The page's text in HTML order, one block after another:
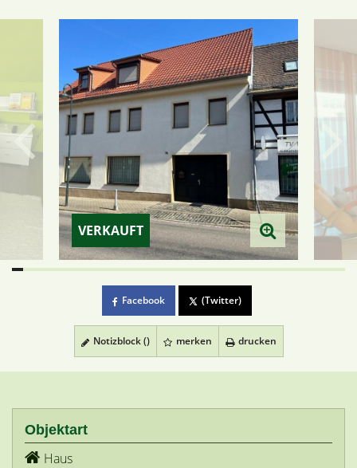
VERKAUFT
Facebook (Twitter)
Notizblock () merken drucken
Objektart
Haus